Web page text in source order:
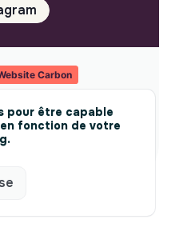
pour être capable
fonction de votre
Carbon
2024 -cookies